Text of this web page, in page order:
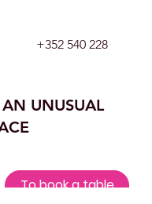
UNUSUAL
+352 540 228
To book a table